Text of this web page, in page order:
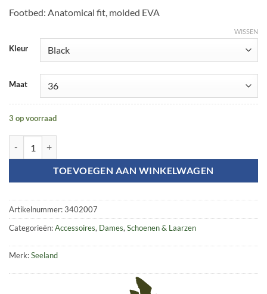
Footbed: Anatomical fit, molded EVA
Kleur
Maat
WISSEN
3 op voorraad
TOEVOEGEN AAN WINKELWAGEN
Artikelnummer:3402007
Categorieën:Accessoires, Dames, Schoenen & Laarzen
Merk:Seeland